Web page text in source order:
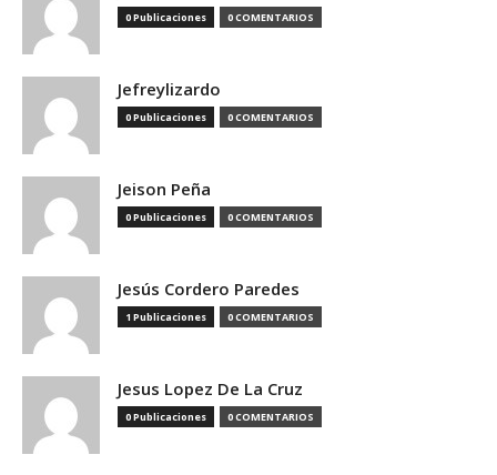
0 Publicaciones 0 COMENTARIOS
Jefreylizardo
0 Publicaciones 0 COMENTARIOS
Jeison Peña
0 Publicaciones 0 COMENTARIOS
Jesús Cordero Paredes
1 Publicaciones 0 COMENTARIOS
Jesus Lopez De La Cruz
0 Publicaciones 0 COMENTARIOS